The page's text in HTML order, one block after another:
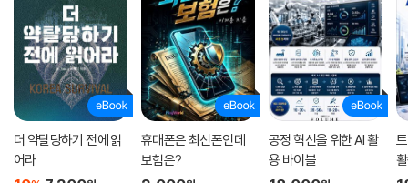
더 약탈당하기 전에 읽
어라
휴대폰은 최신폰인데
보험은?
공정 혁신을 위한 AI 활
용 바이블